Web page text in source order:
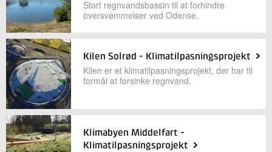
Stort regnvandsbassin til at forhindre
oversvømmelser ved Odense.
Kilen Solrød - Klimatilpasningsprojekt
Kilen er et klimatilpasningsprojekt, der har til
formål at forsinke regnvand.
Klimabyen Middelfart -
Klimatilpasningsprojekt